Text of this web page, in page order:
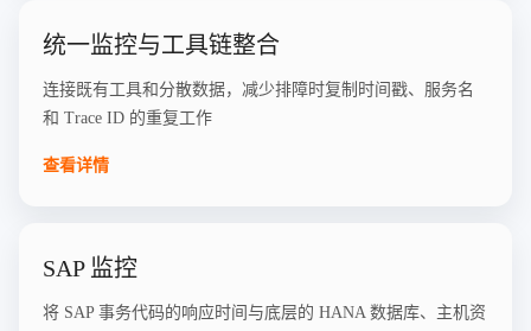
统一监控与工具链整合
连接既有工具和分散数据，减少排障时复制时间戳、服务名
和 Trace ID 的重复工作
查看详情
SAP 监控
将 SAP 事务代码的响应时间与底层的 HANA 数据库、主机资